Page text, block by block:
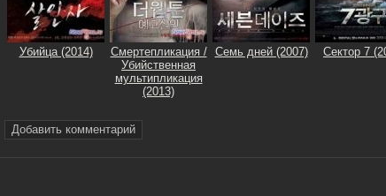
Убийца (2014)
Смертепликация /
Убийственная
мультипликация
(2013)
Семь дней (2007) Сектор 7
Добавить комментарий